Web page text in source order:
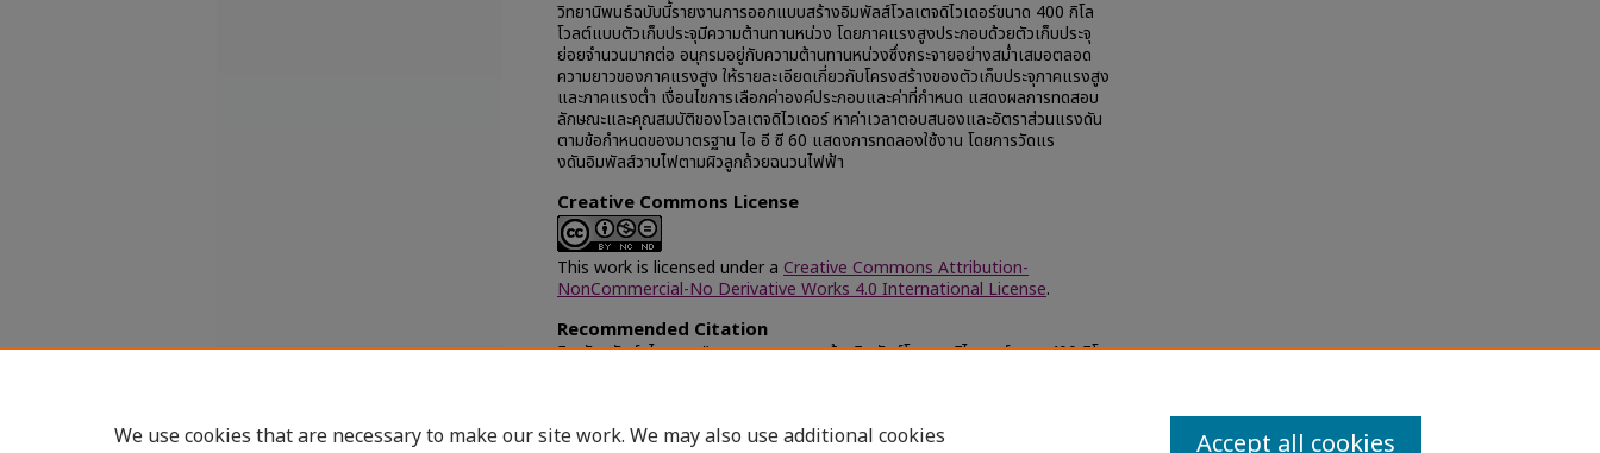
วิทยานิพนธ์ฉบับนี้รายงานการออกแบบสร้างอิมพัลส์โวลเตจดิไวเดอร์ขนาด 400 กิโล
โวลต์แบบตัวเก็บประจุมีความต้านทานหน่วง โดยภาคแรงสูงประกอบด้วยตัวเก็บประจุ
ย่อยจำนวนมากต่อ อนุกรมอยู่กับความต้านทานหน่วงซึ่งกระจายอย่างสม่ำเสมอตลอด
ความยาวของภาคแรงสูง ให้รายละเอียดเกี่ยวกับโครงสร้างของตัวเก็บประจุภาคแรงสูง
และภาคแรงต่ำ เงื่อนไขการเลือกค่าองค์ประกอบและค่าที่กำหนด แสดงผลการทดสอบ
ลักษณะและคุณสมบัติของโวลเตจดิไวเดอร์ หาค่าเวลาตอบสนองและอัตราส่วนแรงดัน
ตามข้อกำหนดของมาตรฐาน ไอ อี ซี 60 แสดงการทดลองใช้งาน โดยการวัดแร
งดันอิมพัลส์วาบไฟตามผิวลูกถ้วยฉนวนไฟฟ้า
Creative Commons License
This work is licensed under a Creative Commons Attribution-
NonCommercial-No Derivative Works 4.0 International License.
Recommended Citation
จิรานันตรัตน์, ไพศาล, "การออกแบบและสร้างอิมพัลส์โวลเตจดิไวเดอร์ขนาด 400 กิโล
We use cookies that are necessary to make our site work. We may also use additional cookies
Accept all cookies